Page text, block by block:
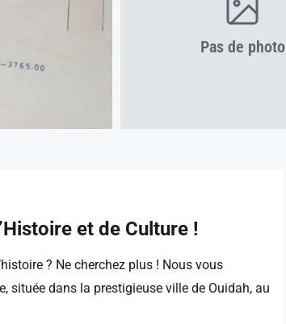
Pas de photo
et de Culture !
? Ne cherchez plus ! Nous vous
située dans la prestigieuse ville de Ouidah, au